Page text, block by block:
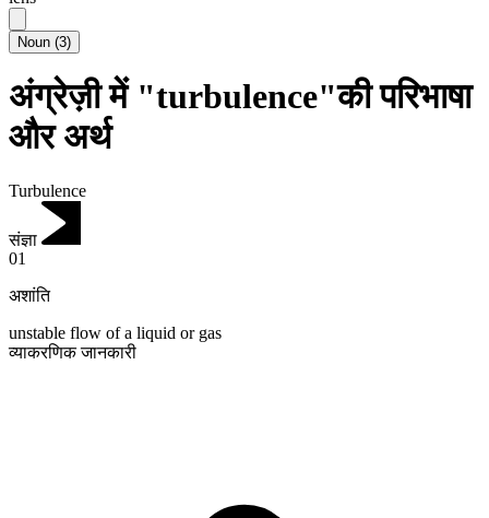
Noun (3)
अंग्रेज़ी में "turbulence"की परिभाषा
और अर्थ
Turbulence
संज्ञा
01
अशांति
unstable flow of a liquid or gas
व्याकरणिक जानकारी